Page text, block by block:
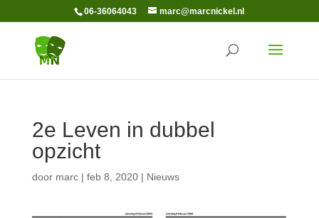
06-36064043 marc@marcnickel.nl
2e Leven in dubbel
opzicht
door marc| feb 8, 2020| Nieuws